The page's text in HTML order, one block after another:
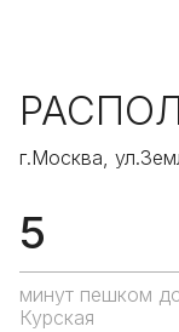
г.Москва,
5
минут пешком
Курская